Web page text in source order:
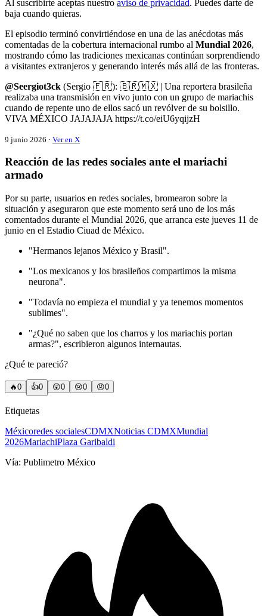
Al suscribirte aceptas nuestro aviso de privacidad. Puedes darte de
baja cuando quieras.
El episodio terminó convirtiéndose en una de las anécdotas más
comentadas de la cobertura internacional rumbo al Mundial 2026,
mostrando cómo las tradiciones mexicanas continúan sorprendiendo
a visitantes extranjeros y generando interés más allá de las fronteras.
@Seergiot3ck (Sergio 🇫🇷): 🇧🇷🇲🇽 | Una reportera brasileña
realizaba una transmisión en vivo junto con un grupo de mariachis
cuando de repente uno de ellos sacó un revólver de su bolsillo.
VIVA MÉXICO JAJAJAJA https://t.co/eiU6yqijzH
9 junio 2026 · Ver en X
Reacción de las redes sociales ante el mariachi
armado
Por su parte, usuarios en redes sociales, bromearon sobre la
situación y aseguraron que este momento será uno de los más
comentados durante el Mundial 2026, que arranca este jueves 11 de
junio en el Estadio Ciuad de México.
"Hermanos lejanos México y Brasil".
"Los mexicanos y los brasileños compartimos la misma
neurona".
"Todavía no empieza el mundial y ya tenemos momentos
sublimes".
"¿Qué no saben que los charros y los mariachis portan
armas?", escribieron algunos internautas.
¿Qué te pareció?
🔥0 👍0 😲0 😢0 😠0
Etiquetas
Méxicoredes socialesCDMXNoticias CDMXMundial
2026MariachiPlaza Garibaldi
Vía: Publimetro México